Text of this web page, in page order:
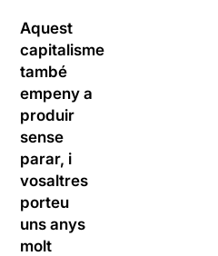
Aquest
capitalisme
també
empeny a
produir
sense
parar, i
vosaltres
porteu
uns anys
molt